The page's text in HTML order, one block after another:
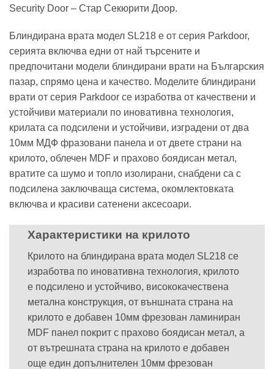
Security Door – Стар Секюрити Доор.
Блиндирана врата модел SL218 е от серия Parkdoor,
серията включва едни от най търсените и
предпочитани модели блиндирани врати на Българския
пазар, спрямо цена и качество. Моделите блиндирани
врати от серия Parkdoor се изработва от качествени и
устойчиви материали по иновативна технология,
крилата са подсилени и устойчиви, изградени от два
10мм МДФ фразовани панела и от двете страни на
крилото, облечен MDF и прахово боядисан метал,
вратите са шумо и топло изолирани, снабдени са с
подсилена заключваща система, окомлектовката
включва и красиви сатенени аксесоари.
Характеристики на крилото
Крилото на блиндирана врата модел SL218 се
изработва по иновативна технология, крилото
е подсилено и устойчиво, висококачествена
метална конструкция, от външната страна на
крилото е добавен 10мм фрезован ламиниран
MDF панел покрит с прахово боядисан метал, а
от вътрешната страна на крилото е добавен
още един допълнителен 10мм фрезован